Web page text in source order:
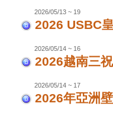
2026/05/13 ~ 19
2026 USBC
2026/05/14 ~ 16
2026越南三
2026/05/14 ~ 17
2026年亞洲